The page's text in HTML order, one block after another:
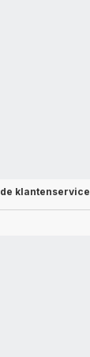
klantenservice